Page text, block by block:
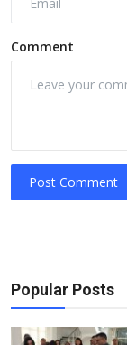
Comment
Post Comment
Popular Posts